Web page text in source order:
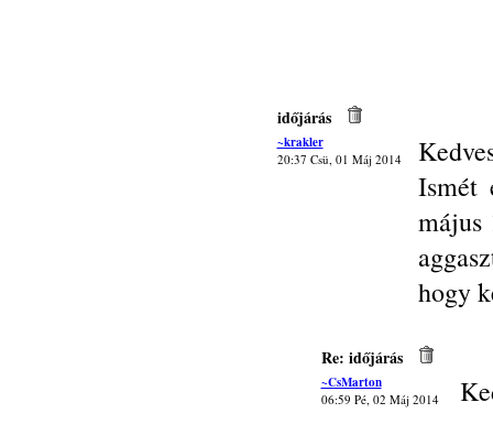
időjárás
~krakler
20:37 Csü, 01 Máj 2014
Ismét
május
hogy
Re: időjárás
~CsMarton
06:59 Pé, 02 Máj 2014